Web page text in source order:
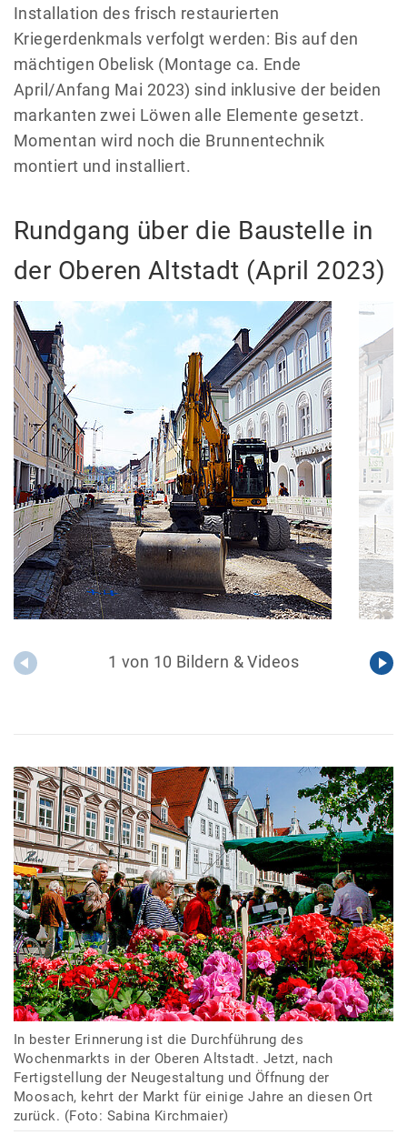
Installation des frisch restaurierten
Kriegerdenkmals verfolgt werden: Bis auf den
mächtigen Obelisk (Montage ca. Ende
April/Anfang Mai 2023) sind inklusive der beiden
markanten zwei Löwen alle Elemente gesetzt.
Momentan wird noch die Brunnentechnik
montiert und installiert.
Rundgang über die Baustelle in
der Oberen Altstadt (April 2023)
1 von 10 Bildern & Videos
In bester Erinnerung ist die Durchführung des
Wochenmarkts in der Oberen Altstadt. Jetzt, nach
Fertigstellung der Neugestaltung und Öffnung der
Moosach, kehrt der Markt für einige Jahre an diesen Ort
zurück. (Foto: Sabina Kirchmaier)